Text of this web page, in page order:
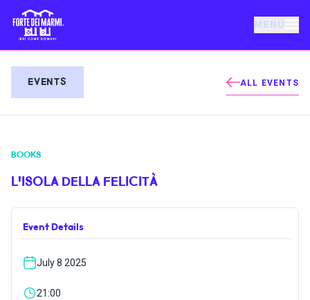
MENU
EVENTS
NEWS
HOSPITALITY
VILLA BERTELLI
EVENTS ALL EVENTS
BOOKS
L'ISOLA DELLA FELICITÀ
Event Details
July 8 2025
21:00